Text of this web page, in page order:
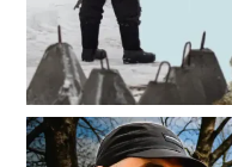
Полковник ВСУ
новое наступление